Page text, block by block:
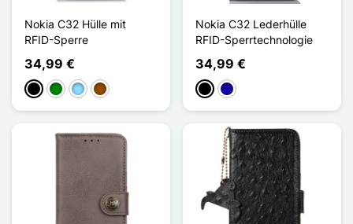
Nokia C32 Hülle mit
RFID-Sperre
34,99 €
Schwarz
GrünHellblau
Braun
Nokia C32 Lederhülle
RFID-Sperrtechnologie
34,99 €
SchwarzDunkelblau